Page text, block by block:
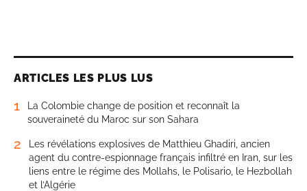
ARTICLES LES PLUS LUS
1
La Colombie change de position et reconnaît la
souveraineté du Maroc sur son Sahara
2
Les révélations explosives de Matthieu Ghadiri, ancien
agent du contre-espionnage français infiltré en Iran, sur les
liens entre le régime des Mollahs, le Polisario, le Hezbollah
et l’Algérie